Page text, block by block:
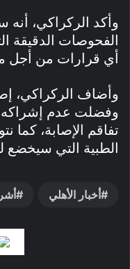
وأكد الركراكي، أنه
الفحوصات الدقيقة
أي قرارات من أجل
وأضاف الركراكي،
وفضلت عدم إشراكه
تفاقم الإصابة، كما
الطبية التي سيخضع
أخبار الأهلي